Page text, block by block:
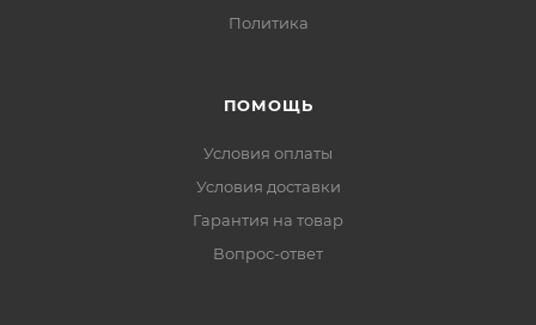
Политика
ПОМОЩЬ
Условия оплаты
Условия доставки
Гарантия на товар
Вопрос-ответ